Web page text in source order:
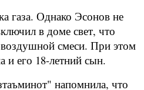
газа. Однако Эсонов не
в доме свет, что
смеси. При этом
и его 18-летний сын.
напомнила, что